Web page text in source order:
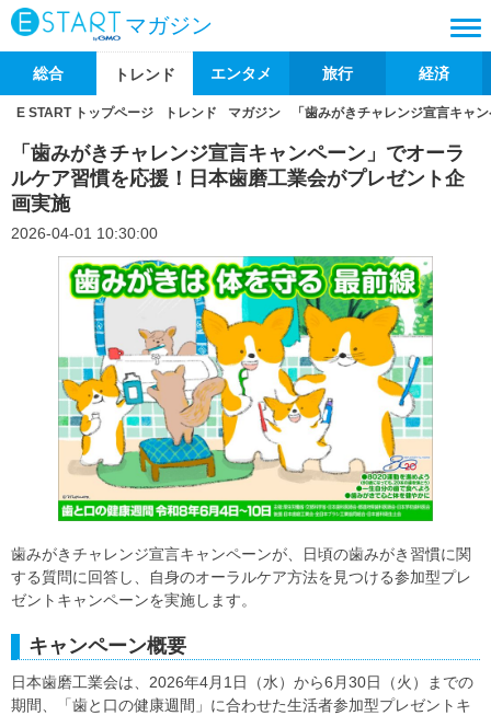
マガジン
総合 トレンド エンタメ 旅行 経済
E START トップページ トレンド マガジン 「歯みがきチャレンジ宣言キャ
「歯みがきチャレンジ宣言キャンペーン」でオーラ
ルケア習慣を応援！日本歯磨工業会がプレゼント企
画実施
2026-04-01 10:30:00
歯みがきチャレンジ宣言キャンペーンが、日頃の歯みがき習慣に関
する質問に回答し、自身のオーラルケア方法を見つける参加型プレ
ゼントキャンペーンを実施します。
キャンペーン概要
日本歯磨工業会は、2026年4月1日（水）から6月30日（火）までの
期間、「歯と口の健康週間」に合わせた生活者参加型プレゼントキ